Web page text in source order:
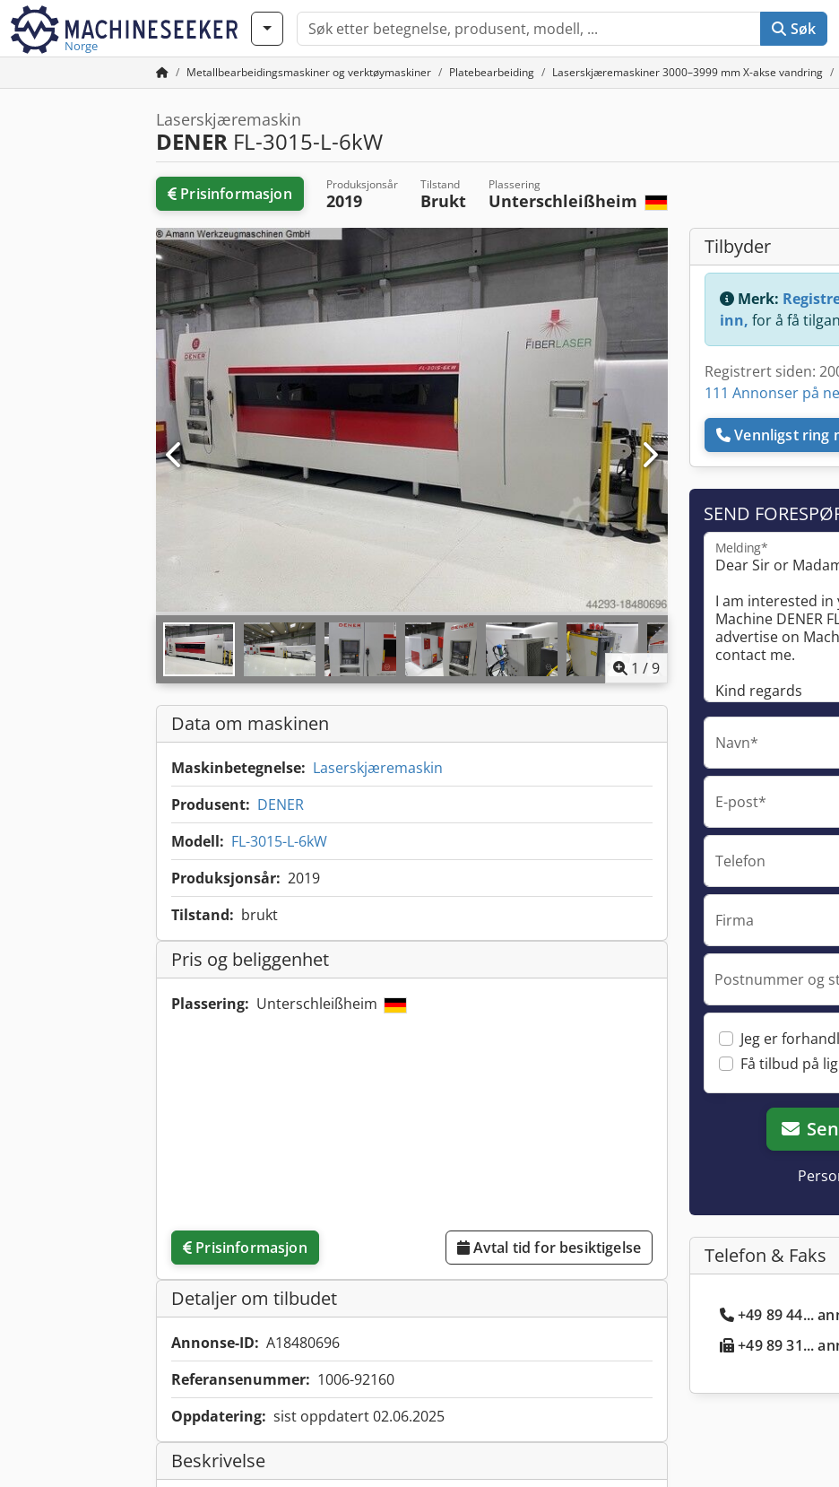
Norge
Søk
Metallbearbeidingsmaskiner og verktøymaskiner Platebearbeiding Laserskjæremaskiner 3000–3999 mm X-akse vandring
Laserskjæremaskin
DENER FL-3015-L-6kW
Prisinformasjon Produksjonsår
2019
Tilstand
Brukt
Plassering
Unterschleißheim
1 /9
Data om maskinen
Maskinbetegnelse: Laserskjæremaskin
Produsent: DENER
Modell: FL-3015-L-6kW
Produksjonsår: 2019
Tilstand: brukt
Pris og beliggenhet
Plassering: Unterschleißheim
Prisinformasjon Avtal tid for besiktigelse
Detaljer om tilbudet
Annonse-ID: A18480696
Referansenummer: 1006-92160
Oppdatering: sist oppdatert 02.06.2025
Beskrivelse
Tilbyder
Merk:
inn, for å få
Registrert siden:
111 Annonser på
Vennligst ring
SEND
Melding*
Navn*
E-post*
Telefon
Firma
Postnummer og
Jeg er
Få tilbud på
Telefon & Faks
+49 89 44...
+49 89 31...